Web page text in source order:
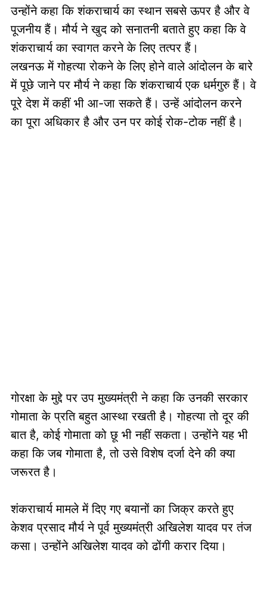
उन्होंने कहा कि शंकराचार्य का स्थान सबसे ऊपर है और वे
पूजनीय हैं। मौर्य ने खुद को सनातनी बताते हुए कहा कि वे
शंकराचार्य का स्वागत करने के लिए तत्पर हैं।
लखनऊ में गोहत्या रोकने के लिए होने वाले आंदोलन के बारे
में पूछे जाने पर मौर्य ने कहा कि शंकराचार्य एक धर्मगुरु हैं। वे
पूरे देश में कहीं भी आ-जा सकते हैं। उन्हें आंदोलन करने
का पूरा अधिकार है और उन पर कोई रोक-टोक नहीं है।
गोरक्षा के मुद्दे पर उप मुख्यमंत्री ने कहा कि उनकी सरकार
गोमाता के प्रति बहुत आस्था रखती है। गोहत्या तो दूर की
बात है, कोई गोमाता को छू भी नहीं सकता। उन्होंने यह भी
कहा कि जब गोमाता है, तो उसे विशेष दर्जा देने की क्या
जरूरत है।
शंकराचार्य मामले में दिए गए बयानों का जिक्र करते हुए
केशव प्रसाद मौर्य ने पूर्व मुख्यमंत्री अखिलेश यादव पर तंज
कसा। उन्होंने अखिलेश यादव को ढोंगी करार दिया।